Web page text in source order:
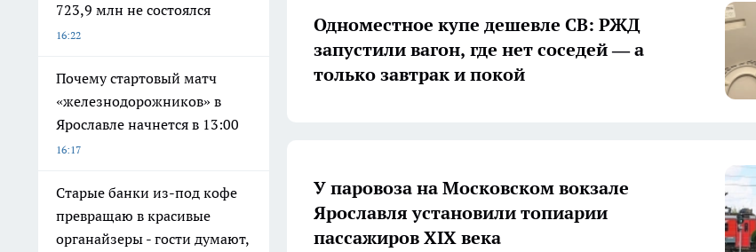
723,9 млн не состоялся
16:22
Почему стартовый матч
«железнодорожников» в
Ярославле начнется в 13:00
16:17
Старые банки из-под кофе
превращаю в красивые
органайзеры - гости думают,
Одноместное купе дешевле СВ: РЖД
запустили вагон, где нет соседей — а
только завтрак и покой
У паровоза на Московском вокзале
Ярославля установили топиарии
пассажиров XIX века